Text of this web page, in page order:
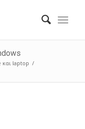
και laptop /